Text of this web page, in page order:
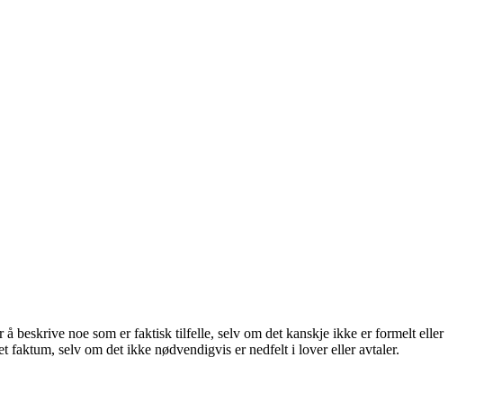
beskrive noe som er faktisk tilfelle, selv om det kanskje ikke er formelt eller
faktum, selv om det ikke nødvendigvis er nedfelt i lover eller avtaler.